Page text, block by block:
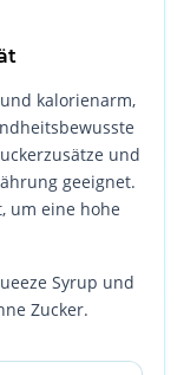
kalorienarm,
und
geeignet.
um eine hohe
Syrup und
Zucker.